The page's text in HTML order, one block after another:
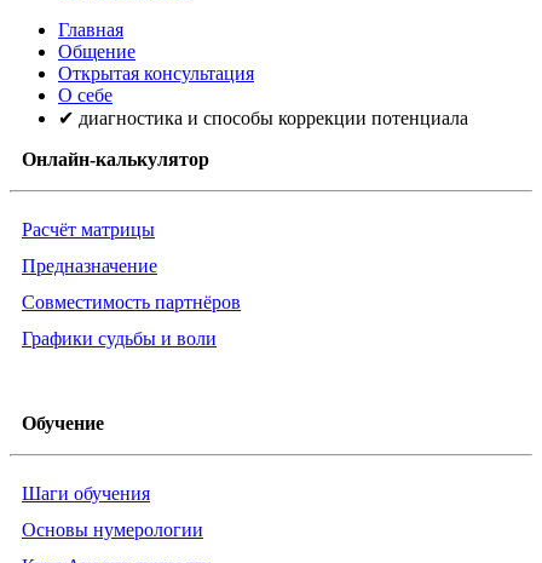
Главная
Общение
Открытая консультация
О себе
✔ диагностика и способы коррекции потенциала
Онлайн-калькулятор
Расчёт матрицы
Предназначение
Совместимость партнёров
Графики судьбы и воли
Обучение
Шаги обучения
Основы нумерологии